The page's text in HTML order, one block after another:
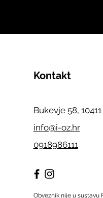
Kontakt
Bukevje 58,
info@i-oz.hr
0918986111
Obveznik nije u sustavu